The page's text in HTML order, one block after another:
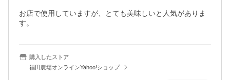
お店で使用していますが、とても美味しいと人気がありま
す。
購入したストア
福田農場オンラインYahoo!ショップ